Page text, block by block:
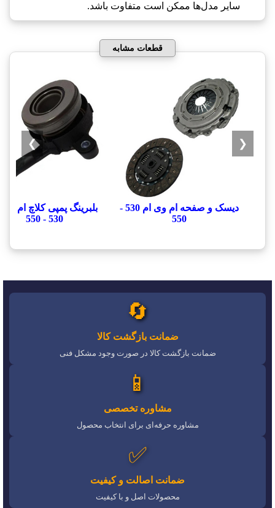
سایر مدل‌ها ممکن است متفاوت باشد.
قطعات مشابه
دیسک و صفحه ام وی ام 530 -
550
بلبرینگ پمپی کلاچ ام وی
530 - 550
❮
❯
🔄
ضمانت بازگشت کالا
ضمانت بازگشت کالا در صورت وجود مشکل فنی
📱
مشاوره تخصصی
مشاوره حرفه‌ای برای انتخاب محصول
✅
ضمانت اصالت و کیفیت
محصولات اصل و با کیفیت